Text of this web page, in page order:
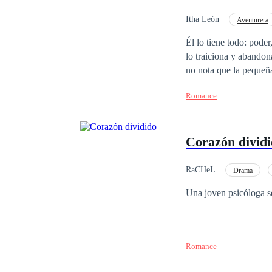
Itha León Aventurera
Él lo tiene todo:
lo traiciona y
no nota que la
cuidar a la niña,
Romance
Corazón
RaCHeL Drama
Una joven psicóloga
Romance